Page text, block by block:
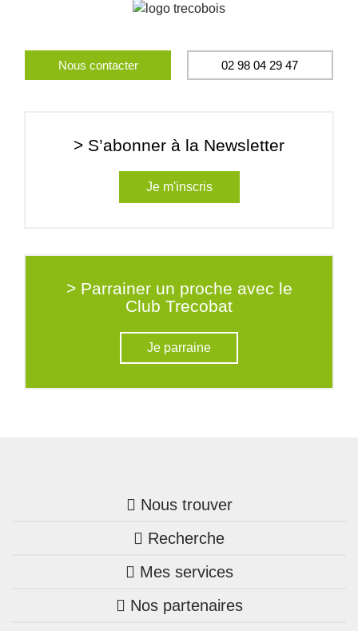
Nous contacter 02 98 04 29 47
> S’abonner à la Newsletter
Je m'inscris
> Parrainer un proche avec le
Club Trecobat
Je parraine
Nous trouver
Trouver une agence
Bretagne
Pays de la Loire
Recherche
Nos annonces
Maison + terrain
Mes services
Mon compte Trecobois
Nos partenaires